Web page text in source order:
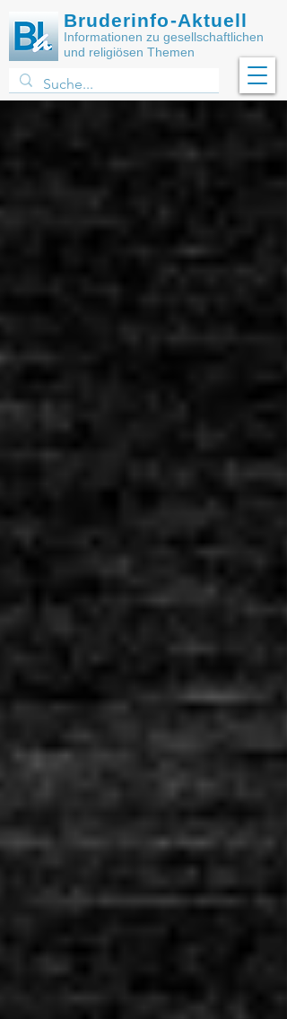
Bruderinfo-Aktuell
Informationen zu gesellschaftlichen
und religiösen Themen